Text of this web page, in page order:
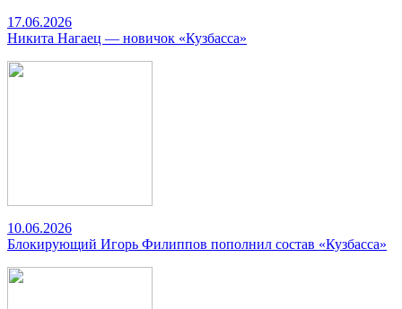
17.06.2026
Никита Нагаец — новичок «Кузбасса»
10.06.2026
Блокирующий Игорь Филиппов пополнил состав «Кузбасса»